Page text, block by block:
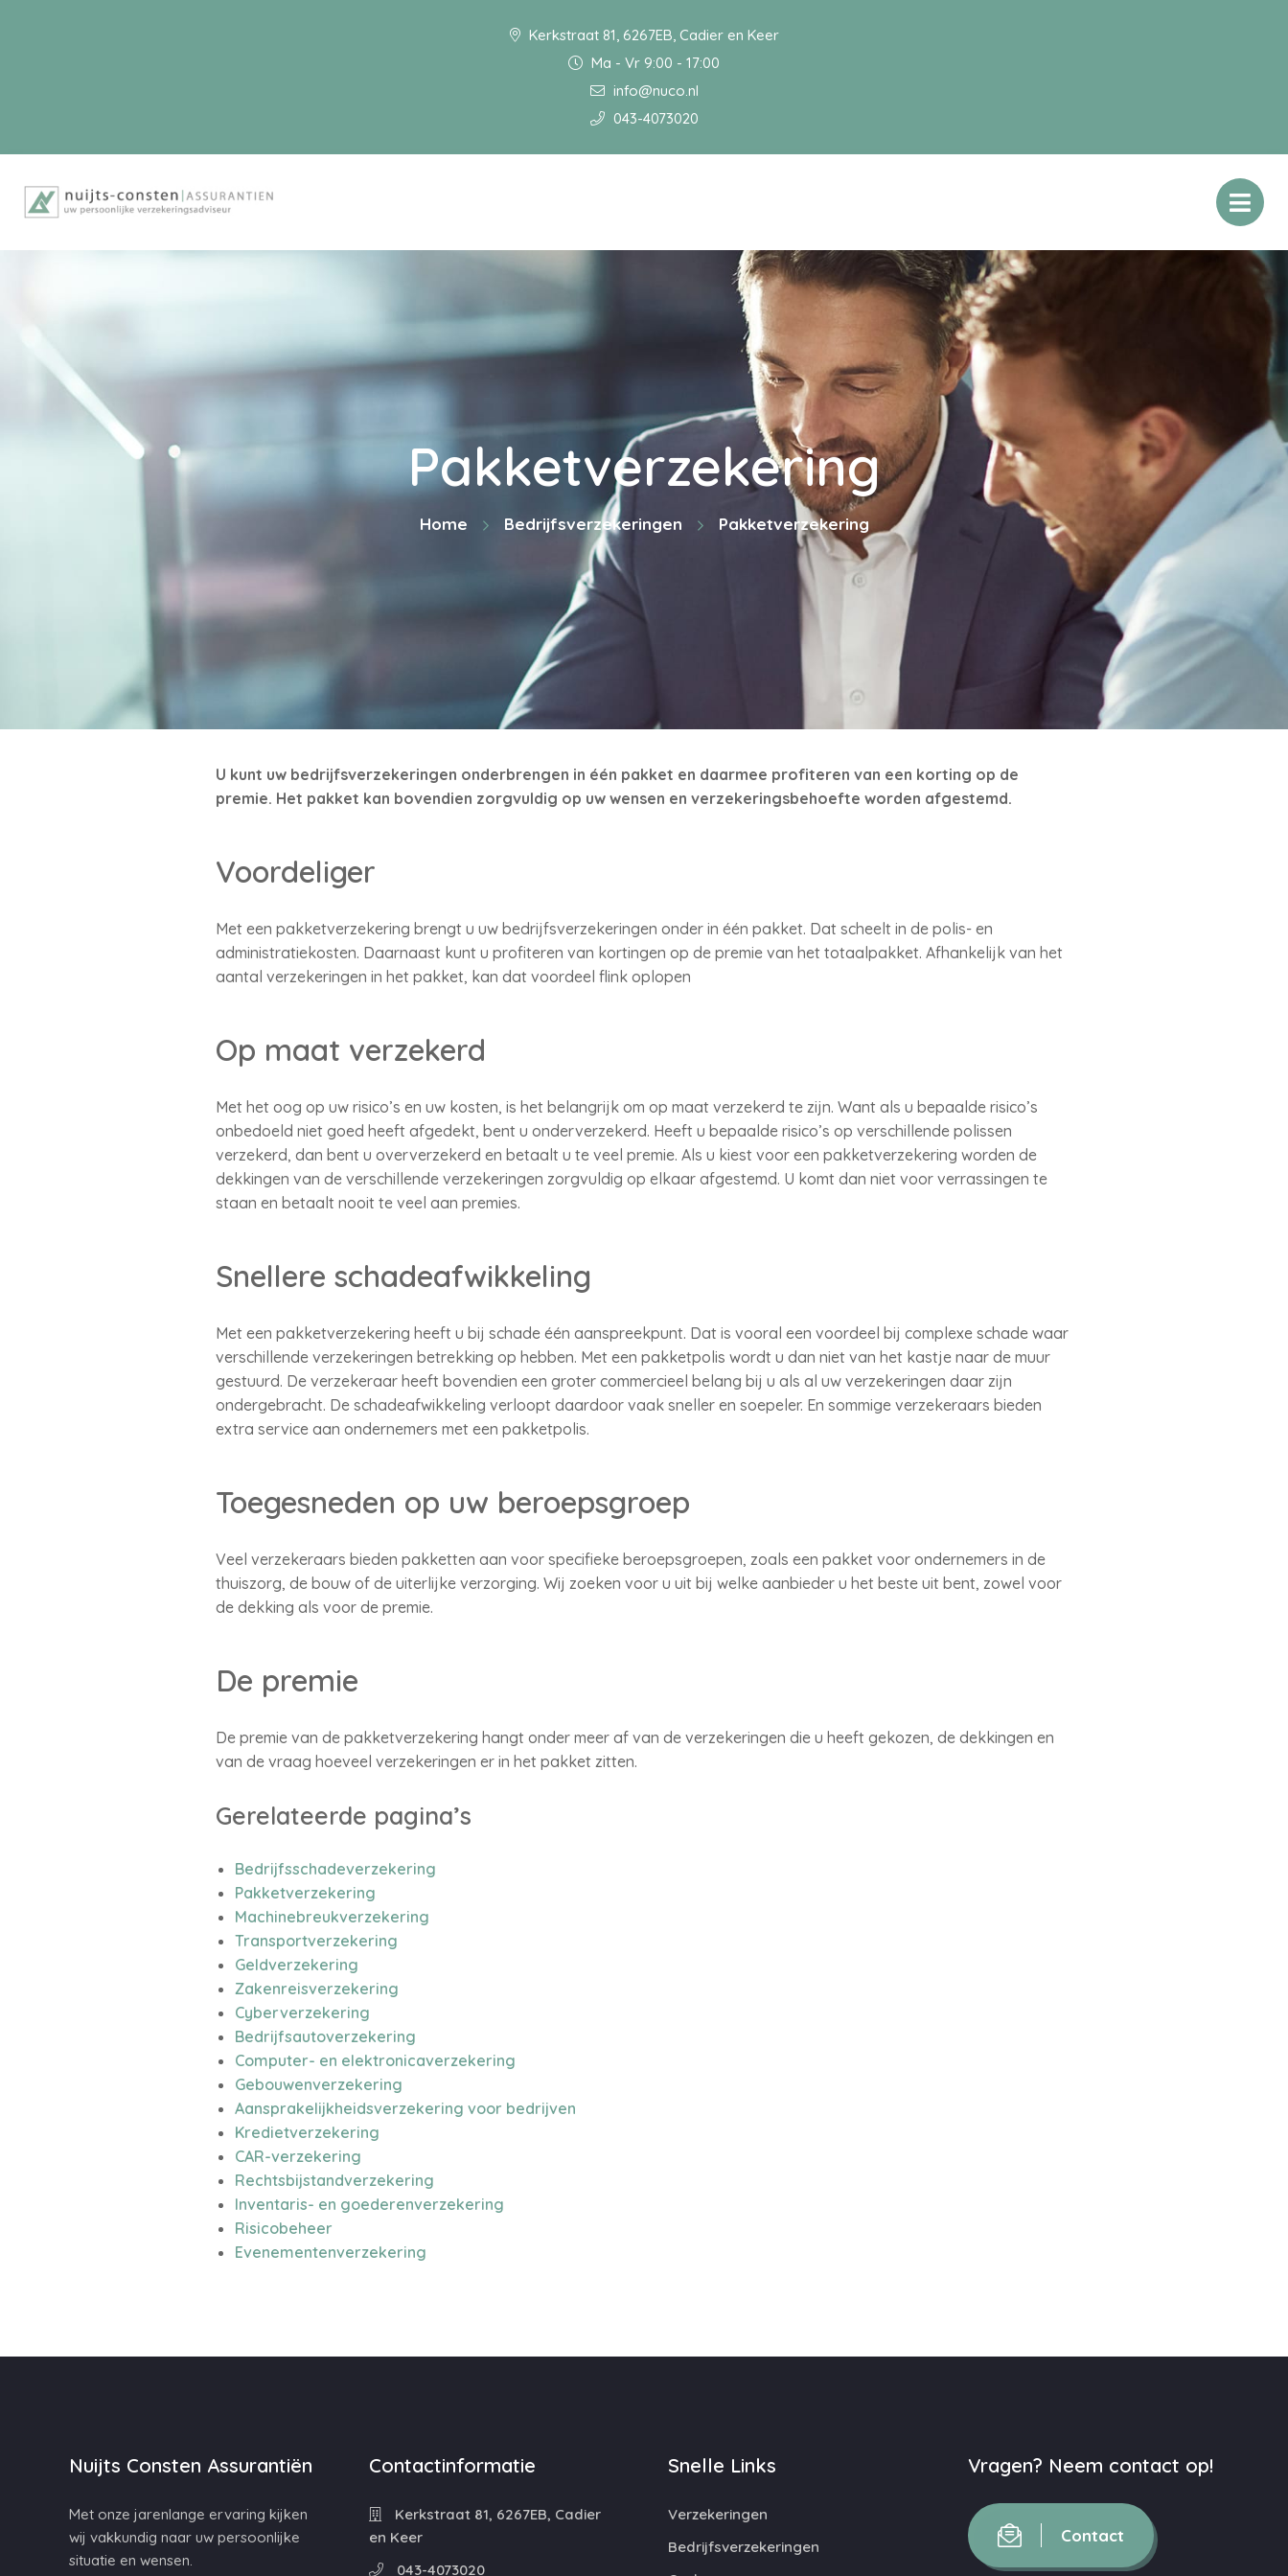
Kerkstraat 81, 6267EB, Cadier en Keer
Ma - Vr 9:00 - 17:00
info@nuco.nl
043-4073020
Pakketverzekering
Home Bedrijfsverzekeringen Pakketverzekering
U kunt uw bedrijfsverzekeringen onderbrengen in één pakket en daarmee profiteren van een korting op de
premie. Het pakket kan bovendien zorgvuldig op uw wensen en verzekeringsbehoefte worden afgestemd.
Voordeliger
Met een pakketverzekering brengt u uw bedrijfsverzekeringen onder in één pakket. Dat scheelt in de polis- en
administratiekosten. Daarnaast kunt u profiteren van kortingen op de premie van het totaalpakket. Afhankelijk van het
aantal verzekeringen in het pakket, kan dat voordeel flink oplopen
Op maat verzekerd
Met het oog op uw risico’s en uw kosten, is het belangrijk om op maat verzekerd te zijn. Want als u bepaalde risico’s
onbedoeld niet goed heeft afgedekt, bent u onderverzekerd. Heeft u bepaalde risico’s op verschillende polissen
verzekerd, dan bent u oververzekerd en betaalt u te veel premie. Als u kiest voor een pakketverzekering worden de
dekkingen van de verschillende verzekeringen zorgvuldig op elkaar afgestemd. U komt dan niet voor verrassingen te
staan en betaalt nooit te veel aan premies.
Snellere schadeafwikkeling
Met een pakketverzekering heeft u bij schade één aanspreekpunt. Dat is vooral een voordeel bij complexe schade waar
verschillende verzekeringen betrekking op hebben. Met een pakketpolis wordt u dan niet van het kastje naar de muur
gestuurd. De verzekeraar heeft bovendien een groter commercieel belang bij u als al uw verzekeringen daar zijn
ondergebracht. De schadeafwikkeling verloopt daardoor vaak sneller en soepeler. En sommige verzekeraars bieden
extra service aan ondernemers met een pakketpolis.
Toegesneden op uw beroepsgroep
Veel verzekeraars bieden pakketten aan voor specifieke beroepsgroepen, zoals een pakket voor ondernemers in de
thuiszorg, de bouw of de uiterlijke verzorging. Wij zoeken voor u uit bij welke aanbieder u het beste uit bent, zowel voor
de dekking als voor de premie.
De premie
De premie van de pakketverzekering hangt onder meer af van de verzekeringen die u heeft gekozen, de dekkingen en
van de vraag hoeveel verzekeringen er in het pakket zitten.
Gerelateerde pagina’s
Bedrijfsschadeverzekering
Pakketverzekering
Machinebreukverzekering
Transportverzekering
Geldverzekering
Zakenreisverzekering
Cyberverzekering
Bedrijfsautoverzekering
Computer- en elektronicaverzekering
Gebouwenverzekering
Aansprakelijkheidsverzekering voor bedrijven
Kredietverzekering
CAR-verzekering
Rechtsbijstandverzekering
Inventaris- en goederenverzekering
Risicobeheer
Evenementenverzekering
Nuijts Consten Assurantiën
Met onze jarenlange ervaring kijken
wij vakkundig naar uw persoonlijke
situatie en wensen.
Contactinformatie
Kerkstraat 81, 6267EB, Cadier
en Keer
043-4073020
Snelle Links
Verzekeringen
Bedrijfsverzekeringen
Vragen? Neem contact op!
Contact